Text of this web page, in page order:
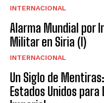
INTERNACIONAL
Alarma Mundial por
Militar en Siria (I)
INTERNACIONAL
Un Siglo de
Estados Unidos